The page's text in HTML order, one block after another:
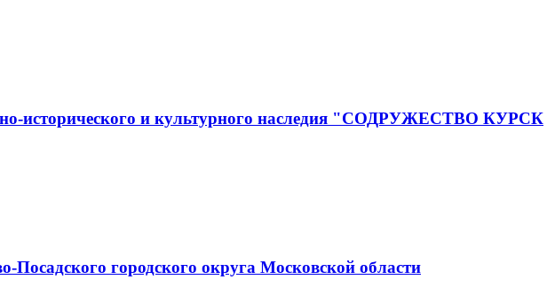
исторического и культурного наследия "СОДРУЖЕСТВО КУРСК
городского округа Московской области